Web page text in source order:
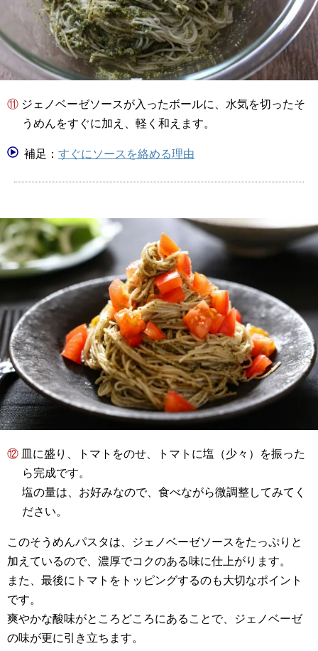
⑪ ジェノベーゼソースが入ったボールに、水気を切ったそ
うめんをすぐに加え、軽く和えます。
補足： すぐにソースを絡める理由
⑫ 皿に盛り、トマトをのせ、トマトに塩（少々）を振った
ら完成です。
塩の量は、お好みなので、食べながら微調整してみてく
ださい。
このそうめんパスタは、ジェノベーゼソースをたっぷりと
加えているので、濃厚でコクのある味に仕上がります。
また、最後にトマトをトッピングするのも大切なポイント
です。
爽やかな酸味がところどころにあることで、ジェノベーゼ
の味が更に引き立ちます。